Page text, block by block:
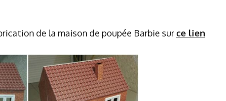
de la maison de poupée Barbie sur ce lien